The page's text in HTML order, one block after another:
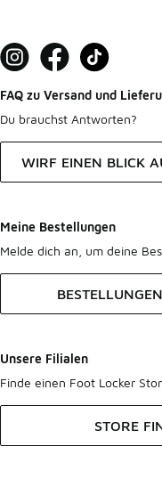
FAQ zu Versand und
Du brauchst Antworten?
WIRF EINEN BLICK
Meine Bestellungen
Melde dich an, um deine
Unsere Filialen
Finde einen Foot Locker
STORE